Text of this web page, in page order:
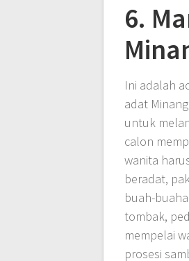
6.
Ini adalah
adat
untuk
calon
wanita
beradat,
buah-
tombak,
mempelai
prosesi